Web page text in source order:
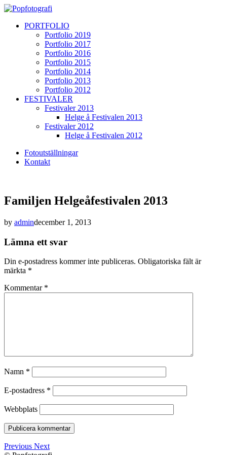
PORTFOLIO
Portfolio 2019
Portfolio 2017
Portfolio 2016
Portfolio 2015
Portfolio 2014
Portfolio 2013
Portfolio 2012
FESTIVALER
Festivaler 2013
Helge å Festivalen 2013
Festivaler 2012
Helge å Festivalen 2012
Fotoutställningar
Kontakt
Familjen Helgeåfestivalen 2013
by admindecember 1, 2013
Lämna ett svar
Din e-postadress kommer inte publiceras. Obligatoriska fält är
märkta *
Kommentar *
Namn *
E-postadress *
Webbplats
Previous Next